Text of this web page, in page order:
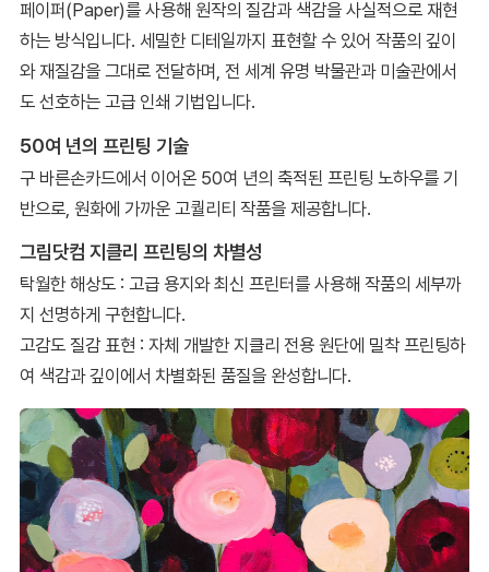
페이퍼(Paper)를 사용해 원작의 질감과 색감을 사실적으로 재현
하는 방식입니다. 세밀한 디테일까지 표현할 수 있어 작품의 깊이
와 재질감을 그대로 전달하며, 전 세계 유명 박물관과 미술관에서
도 선호하는 고급 인쇄 기법입니다.
50여 년의 프린팅 기술
구 바른손카드에서 이어온 50여 년의 축적된 프린팅 노하우를 기
반으로, 원화에 가까운 고퀄리티 작품을 제공합니다.
그림닷컴 지클리 프린팅의 차별성
탁월한 해상도 : 고급 용지와 최신 프린터를 사용해 작품의 세부까
지 선명하게 구현합니다.
고감도 질감 표현 : 자체 개발한 지클리 전용 원단에 밀착 프린팅하
여 색감과 깊이에서 차별화된 품질을 완성합니다.